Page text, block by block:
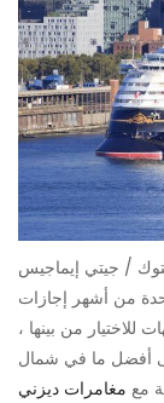
/ جيتي إيماجيس
من أشهر إجازات
من بينها ،
أفضل ما في شمال
مع مغامرات ديزني